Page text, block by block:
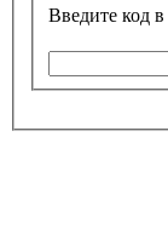
Введите код